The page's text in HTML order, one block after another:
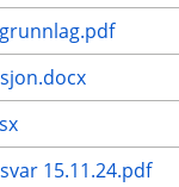
15.11.24.pdf